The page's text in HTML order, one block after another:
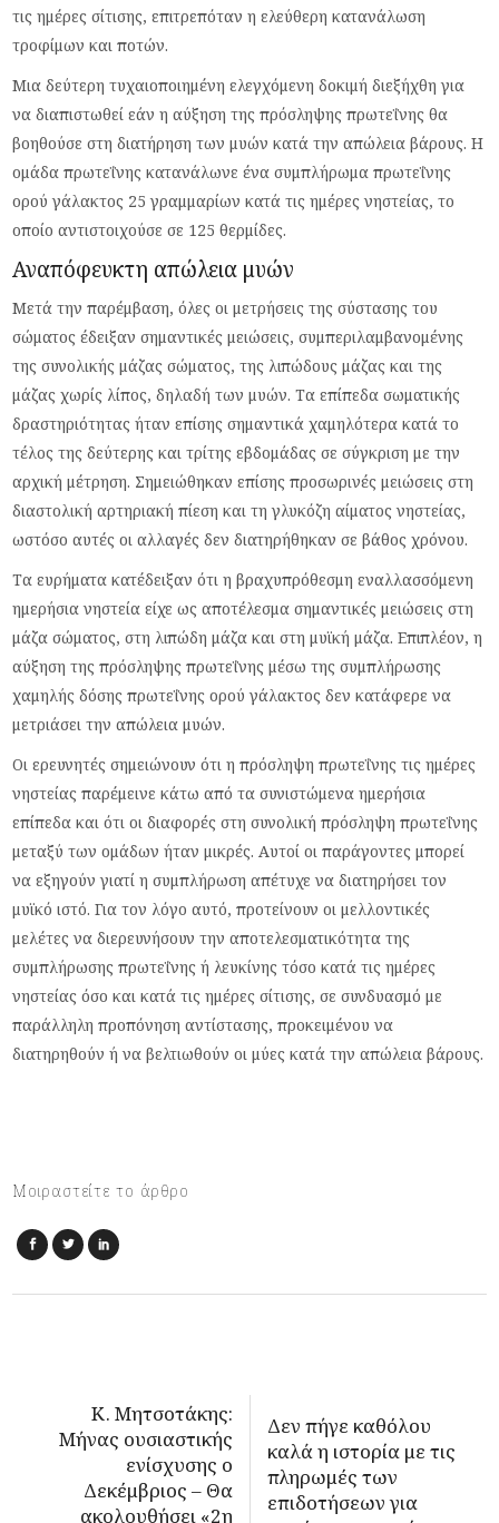
τις ημέρες σίτισης, επιτρεπόταν η ελεύθερη κατανάλωση
τροφίμων και ποτών.
Μια δεύτερη τυχαιοποιημένη ελεγχόμενη δοκιμή διεξήχθη για
να διαπιστωθεί εάν η αύξηση της πρόσληψης πρωτεΐνης θα
βοηθούσε στη διατήρηση των μυών κατά την απώλεια βάρους. Η
ομάδα πρωτεΐνης κατανάλωνε ένα συμπλήρωμα πρωτεΐνης
ορού γάλακτος 25 γραμμαρίων κατά τις ημέρες νηστείας, το
οποίο αντιστοιχούσε σε 125 θερμίδες.
Αναπόφευκτη απώλεια μυών
Μετά την παρέμβαση, όλες οι μετρήσεις της σύστασης του
σώματος έδειξαν σημαντικές μειώσεις, συμπεριλαμβανομένης
της συνολικής μάζας σώματος, της λιπώδους μάζας και της
μάζας χωρίς λίπος, δηλαδή των μυών. Τα επίπεδα σωματικής
δραστηριότητας ήταν επίσης σημαντικά χαμηλότερα κατά το
τέλος της δεύτερης και τρίτης εβδομάδας σε σύγκριση με την
αρχική μέτρηση. Σημειώθηκαν επίσης προσωρινές μειώσεις στη
διαστολική αρτηριακή πίεση και τη γλυκόζη αίματος νηστείας,
ωστόσο αυτές οι αλλαγές δεν διατηρήθηκαν σε βάθος χρόνου.
Τα ευρήματα κατέδειξαν ότι η βραχυπρόθεσμη εναλλασσόμενη
ημερήσια νηστεία είχε ως αποτέλεσμα σημαντικές μειώσεις στη
μάζα σώματος, στη λιπώδη μάζα και στη μυϊκή μάζα. Επιπλέον, η
αύξηση της πρόσληψης πρωτεΐνης μέσω της συμπλήρωσης
χαμηλής δόσης πρωτεΐνης ορού γάλακτος δεν κατάφερε να
μετριάσει την απώλεια μυών.
Οι ερευνητές σημειώνουν ότι η πρόσληψη πρωτεΐνης τις ημέρες
νηστείας παρέμεινε κάτω από τα συνιστώμενα ημερήσια
επίπεδα και ότι οι διαφορές στη συνολική πρόσληψη πρωτεΐνης
μεταξύ των ομάδων ήταν μικρές. Αυτοί οι παράγοντες μπορεί
να εξηγούν γιατί η συμπλήρωση απέτυχε να διατηρήσει τον
μυϊκό ιστό. Για τον λόγο αυτό, προτείνουν οι μελλοντικές
μελέτες να διερευνήσουν την αποτελεσματικότητα της
συμπλήρωσης πρωτεΐνης ή λευκίνης τόσο κατά τις ημέρες
νηστείας όσο και κατά τις ημέρες σίτισης, σε συνδυασμό με
παράλληλη προπόνηση αντίστασης, προκειμένου να
διατηρηθούν ή να βελτιωθούν οι μύες κατά την απώλεια βάρους.
Μοιραστείτε το άρθρο
Κ. Μητσοτάκης:
Μήνας ουσιαστικής
ενίσχυσης ο
Δεκέμβριος – Θα
ακολουθήσει «2η
Δεν πήγε καθόλου
καλά η ιστορία με τις
πληρωμές των
επιδοτήσεων για